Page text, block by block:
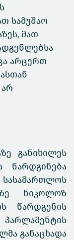
სამუშაო
მათ
არცერთ
განიხილეს
წარდგინება
ნიკოლოზ
წარდგენის
განაცხადა